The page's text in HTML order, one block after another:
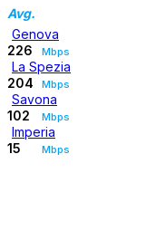
Avg.
Genova
226
Mbps
La Spezia
204
Mbps
Savona
102
Mbps
Imperia
15
Mbps